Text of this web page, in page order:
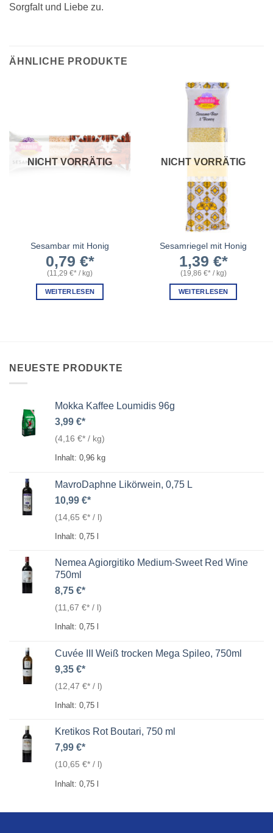
Sorgfalt und Liebe zu.
ÄHNLICHE PRODUKTE
NICHT VORRÄTIG
Sesambar mit Honig
0,79 €
(11,29 € /kg)
WEITERLESEN
NICHT VORRÄTIG
Sesamriegel mit Honig
1,39 €
(19,86 € /kg)
WEITERLESEN
NEUESTE PRODUKTE
Mokka Kaffee Loumidis 96g
3,99 €
(4,16 € / kg)
Inhalt: 0,96 kg
MavroDaphne Likörwein, 0,75 L
10,99 €
(14,65 € / l)
Inhalt: 0,75
Nemea Agiorgitiko Medium-Sweet Red Wine
750ml
8,75 €
(11,67 € / l)
Inhalt: 0,75
Cuvée III Weiß trocken Mega Spileo, 750ml
9,35 €
(12,47 € / l)
Inhalt: 0,75
Kretikos Rot Boutari, 750 ml
7,99 €
(10,65 € / l)
Inhalt: 0,75 l